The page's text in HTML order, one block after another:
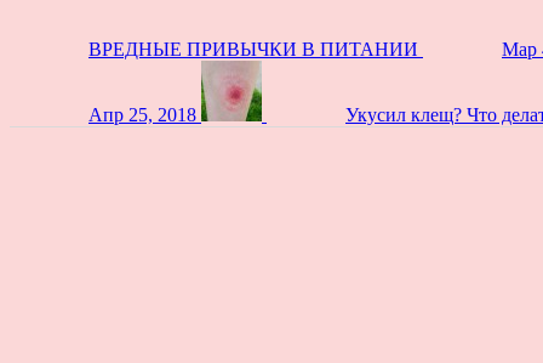
ВРЕДНЫЕ ПРИВЫЧКИ В ПИТАНИИ Мар
Апр 25, 2018 Укусил клещ? Что